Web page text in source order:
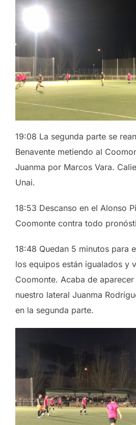
19:08 La segunda parte se
Benavente metiendo al
Juanma por Marcos Vara.
Unai.
18:53 Descanso en el Alonso
Coomonte contra todo
18:48 Quedan 5 minutos para
los equipos están igualados y
Coomonte. Acaba de
nuestro lateral Juanma
en la segunda parte.